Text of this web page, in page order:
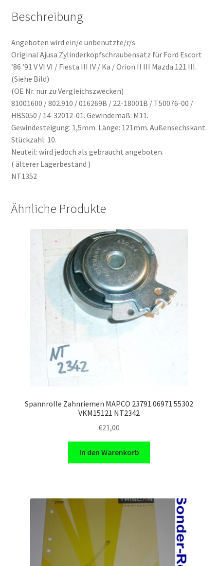
Beschreibung
Angeboten wird ein/e unbenutzte/r/s
Original Ajusa Zylinderkopfschraubensatz für Ford Escort
’86 ’91 V VI VI / Fiesta III IV / Ka / Orion II III Mazda 121 III.
(Siehe Bild)
(OE Nr. nur zu Vergleichszwecken)
81001600 / 802.910 / 016269B / 22-18001B / T50076-00 /
HBS050 / 14-32012-01. Gewindemaß: M11.
Gewindesteigung: 1,5mm. Länge: 121mm. Außensechskant.
Stückzahl: 10.
Neuteil: wird jedoch als gebraucht angeboten.
( älterer Lagerbestand )
NT1352
Ähnliche Produkte
Spannrolle Zahnriemen MAPCO 23791 06971 55302
VKM15121 NT2342
€21,00
In den Warenkorb